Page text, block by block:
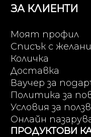
ЗА КЛИЕНТИ
Моят профил
Списък с
Количка
Доставка
Ваучер за
Политика за
Условия за
Онлайн
ПРОДУКТОВИ